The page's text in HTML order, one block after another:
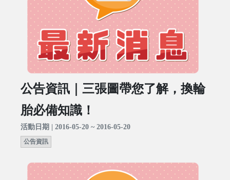
公告資訊｜三張圖帶您了解，換輪
胎必備知識！
活動日期 | 2016-05-20 ~ 2016-05-20
公告資訊